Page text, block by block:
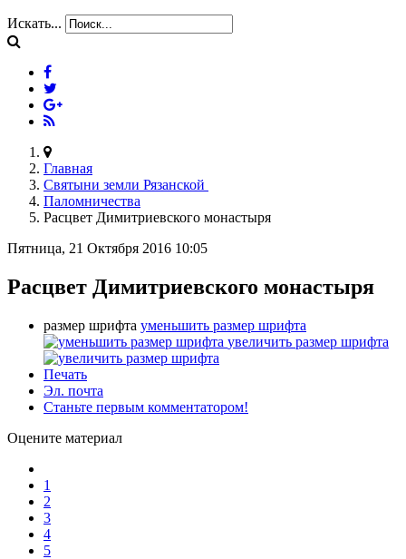
Искать...
Главная
Святыни земли Рязанской
Паломничества
Расцвет Димитриевского монастыря
Пятница, 21 Октября 2016 10:05
Расцвет Димитриевского монастыря
размер шрифта уменьшить размер шрифта
увеличить размер шрифта
Печать
Эл. почта
Станьте первым комментатором!
Оцените материал
1
2
3
4
5